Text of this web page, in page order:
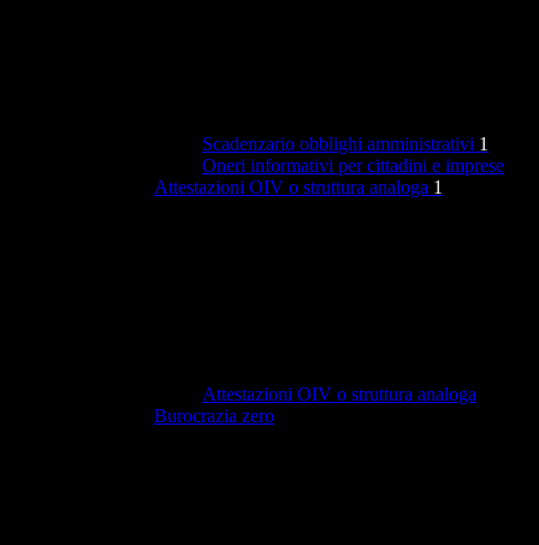
Scadenzario obblighi amministrativi 1
Oneri informativi per cittadini e imprese
Attestazioni OIV o struttura analoga 1
Attestazioni OIV o struttura analoga
Burocrazia zero